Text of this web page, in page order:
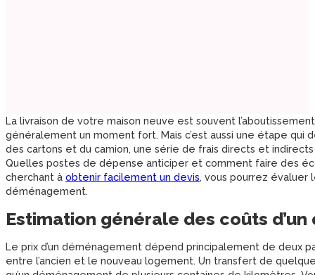
La livraison de votre maison neuve est souvent
généralement un moment fort. Mais c’est aussi une étape qui
des cartons et du camion, une série de frais directs et
Quelles postes de dépense anticiper et comment faire des
cherchant à obtenir facilement un devis, vous pourrez
déménagement.
Estimation générale des coûts
Le prix d’un déménagement dépend principalement de deux
entre l’ancien et le nouveau logement. Un transfert de